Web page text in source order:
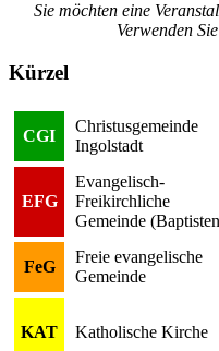
Sie möchten eine
Verwenden
Kürzel
CGI
Christusgemeinde
Ingolstadt
EFG
Evangelisch-
Freikirchliche
Gemeinde
FeG
Freie evangelische
Gemeinde
KAT Katholische Kirche